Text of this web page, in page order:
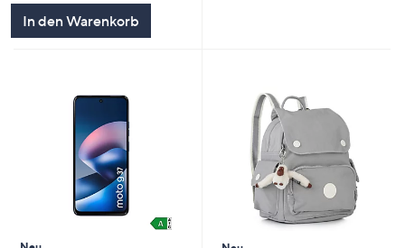
In den Warenkorb